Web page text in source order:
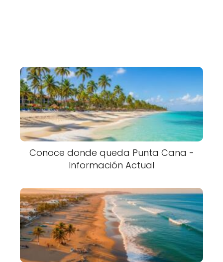
Conoce donde queda Punta Cana -
Información Actual